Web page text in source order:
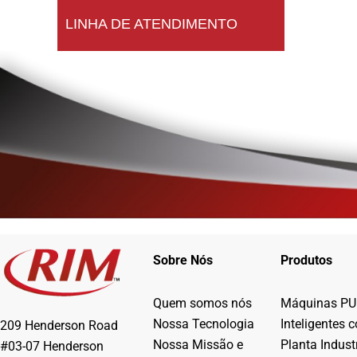
LINHA DE ATENDIMENTO
209 Henderson Road
#03-07 Henderson
Sobre Nós
Quem somos nós
Nossa Tecnologia
Nossa Missão e
Produtos
Máquinas
Inteligentes
Planta